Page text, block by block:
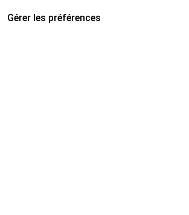
Gérer les préférences